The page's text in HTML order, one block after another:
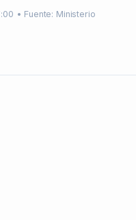
• Fuente: Ministerio